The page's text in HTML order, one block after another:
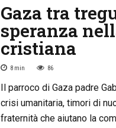
Gaza tra
speranza
cristiana
8 min 86
Il parroco di Gaza padre
crisi umanitaria, timori di
fraternità che aiutano la